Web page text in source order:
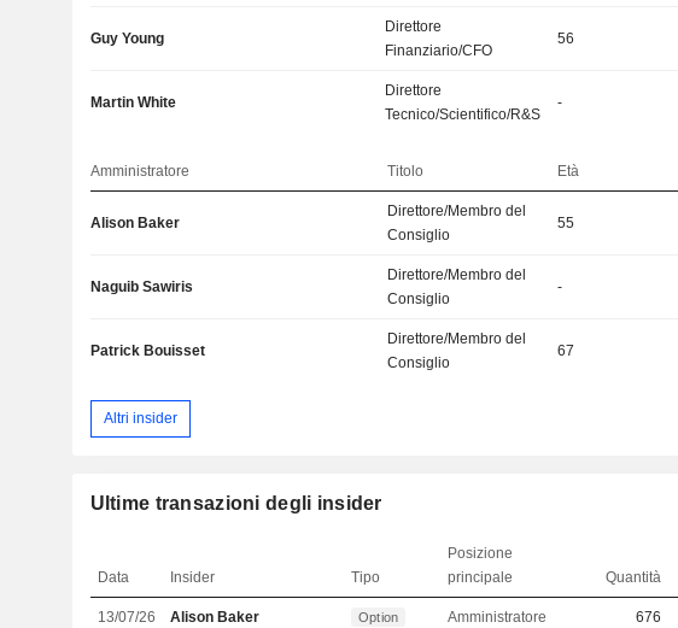
Guy Young
Direttore
Finanziario/CFO
56
Martin White
Direttore
Tecnico/Scientifico/R&S
-
Amministratore Titolo Età
Alison Baker
Direttore/Membro del
Consiglio
55
Naguib Sawiris
Direttore/Membro del
Consiglio
-
Patrick Bouisset
Direttore/Membro del
Consiglio
67
Altri insider
Ultime transazioni degli insider
Data Insider Tipo
Posizione
principale
Quantità
13/07/26 Alison Baker Option Amministratore 676